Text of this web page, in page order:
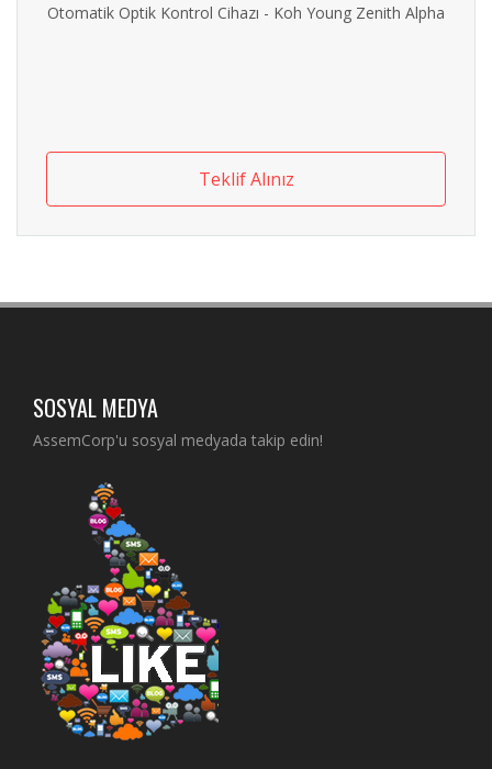
Otomatik Optik Kontrol Cihazı - Koh Young Zenith Alpha
Teklif Alınız
SOSYAL MEDYA
AssemCorp'u sosyal medyada takip edin!